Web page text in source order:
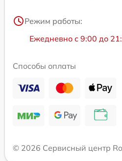
Режим работы:
Ежедневно с 9:00 до
Способы оплаты
© 2026 Сервисный центр